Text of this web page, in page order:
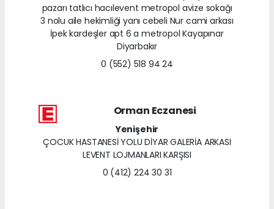
pazarı tatlıcı hacılevent metropol avize sokağı
3 nolu aile hekimliği yanı cebeli Nur cami arkası
İpek kardeşler apt 6 a metropol Kayapınar
Diyarbakır
0 (552) 518 94 24
Orman Eczanesi
Yenişehir
ÇOCUK HASTANESİ YOLU DİYAR GALERİA ARKASI
LEVENT LOJMANLARI KARŞISI
0 (412) 224 30 31